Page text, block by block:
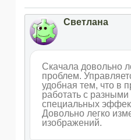
Светлана
Скачала довольно
проблем.
удобная тем, что в
работать с
специальных
Довольно легко
изображений.